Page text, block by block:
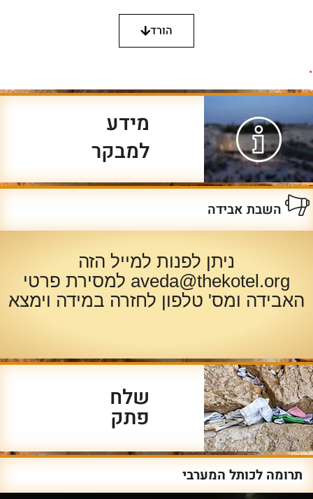
הורד
.
מידע
למבקר
השבת אבידה
ניתן לפנות למייל הזה
aveda@thekotel.org למסירת פרטי
האבידה ומס' טלפון לחזרה במידה וימצא
שלח
פתק
תרומה לכותל המערבי